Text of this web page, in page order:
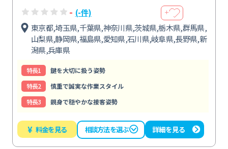
- (-件) ＋
東京都,埼玉県,千葉県,神奈川県,茨城県,栃木県,群馬県,
山梨県,静岡県,福島県,愛知県,石川県,岐阜県,長野県,新
潟県,兵庫県
特⻑1
鍵を大切に扱う姿勢
特⻑2
慎重で誠実な作業スタイル
特⻑3
親身で穏やかな接客姿勢
¥ 料金を見る 相談方法を選ぶ 詳細を見る